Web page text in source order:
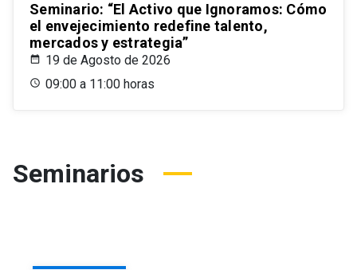
Seminario: “El Activo que Ignoramos: Cómo
el envejecimiento redefine talento,
mercados y estrategia”
19 de Agosto de 2026
09:00 a 11:00 horas
Seminarios